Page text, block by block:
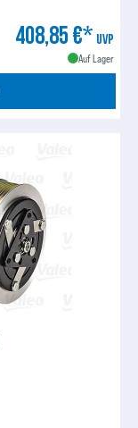
408,85 €* UVP
Auf Lager